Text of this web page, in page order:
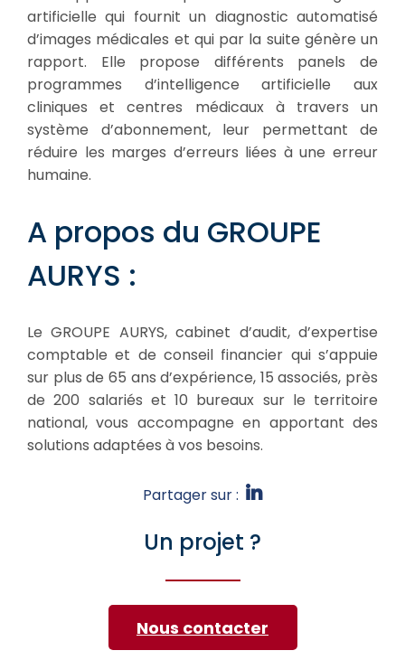
artificielle qui fournit un diagnostic automatisé
d’images médicales et qui par la suite génère un
rapport. Elle propose différents panels de
programmes d’intelligence artificielle aux
cliniques et centres médicaux à travers un
système d’abonnement, leur permettant de
réduire les marges d’erreurs liées à une erreur
humaine.
A propos du GROUPE
AURYS :
Le GROUPE AURYS, cabinet d’audit, d’expertise
comptable et de conseil financier qui s’appuie
sur plus de 65 ans d’expérience, 15 associés, près
de 200 salariés et 10 bureaux sur le territoire
national, vous accompagne en apportant des
solutions adaptées à vos besoins.
Partager sur :
Un projet ?
Nous contacter